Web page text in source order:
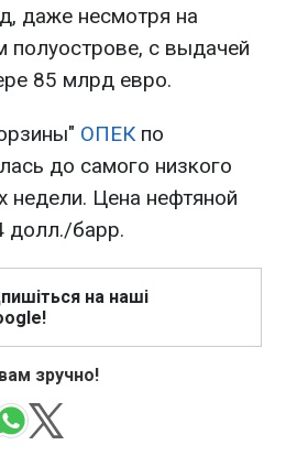
даже несмотря на
полуострове, с выдачей
85 млрд евро.
ОПЕКпо
до самого низкого
недели. Цена нефтяной
долл./барр.
на наші
зручно!